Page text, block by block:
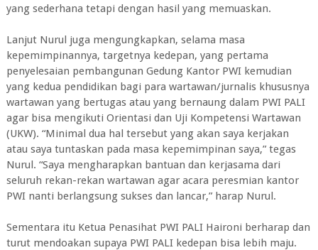
yang sederhana tetapi dengan hasil yang memuaskan.
Lanjut Nurul juga mengungkapkan, selama masa
kepemimpinannya, targetnya kedepan, yang pertama
penyelesaian pembangunan Gedung Kantor PWI kemudian
yang kedua pendidikan bagi para wartawan/jurnalis khususnya
wartawan yang bertugas atau yang bernaung dalam PWI PALI
agar bisa mengikuti Orientasi dan Uji Kompetensi Wartawan
(UKW). “Minimal dua hal tersebut yang akan saya kerjakan
atau saya tuntaskan pada masa kepemimpinan saya,” tegas
Nurul. “Saya mengharapkan bantuan dan kerjasama dari
seluruh rekan-rekan wartawan agar acara peresmian kantor
PWI nanti berlangsung sukses dan lancar,” harap Nurul.
Sementara itu Ketua Penasihat PWI PALI Haironi berharap dan
turut mendoakan supaya PWI PALI kedepan bisa lebih maju.